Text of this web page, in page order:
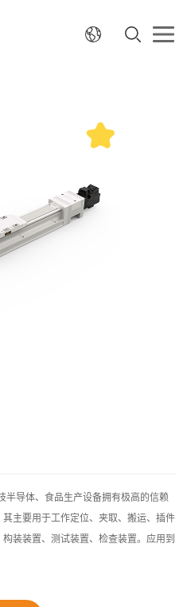
半导体、食品生产设备拥有极高的信赖
主要用于工作定位、夹取、搬运、插件
装装置、测试装置、检查装置。应用到